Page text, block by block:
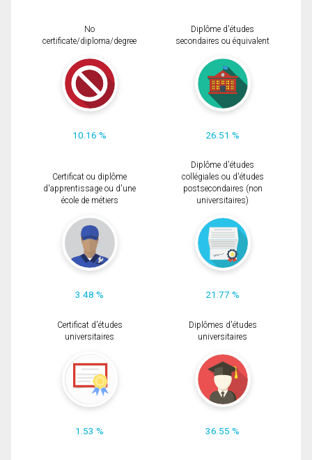
No
certificate/diploma/degree
10.16 %
Diplôme d'études
secondaires ou équivalent
26.51 %
Certificat ou diplôme
d'apprentissage ou d'une
école de métiers
3.48 %
Diplôme d'études
collégiales ou d'études
postsecondaires (non
universitaires)
21.77 %
Certificat d'études
universitaires
1.53 %
Diplômes d'études
universitaires
36.55 %